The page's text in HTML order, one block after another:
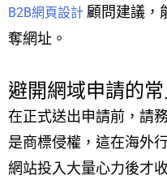
B2B網頁設計 顧問建議，
奪網址。
避開網域申請的
在正式送出申請前，請
是商標侵權，這在海外
網站投入大量心力後才